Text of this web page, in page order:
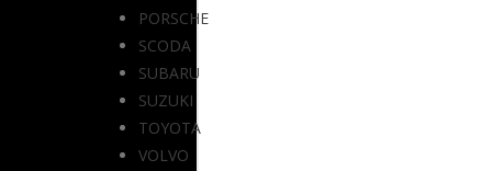
PORSCHE
SCODA
SUBARU
SUZUKI
TOYOTA
VOLVO